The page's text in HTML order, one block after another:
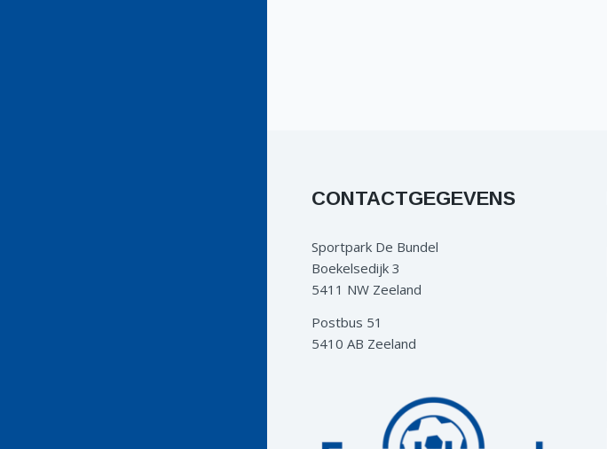
CONTACTGEGEVENS
Sportpark De Bundel
Boekelsedijk 3
5411 NW Zeeland
Postbus 51
5410 AB Zeeland